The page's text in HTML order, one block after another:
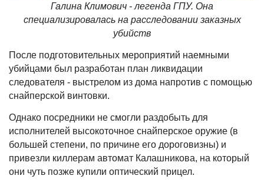
Галина Климович - легенда ГПУ. Она
специализировалась на расследовании заказных
убийств
После подготовительных мероприятий наемными
убийцами был разработан план ликвидации
следователя - выстрелом из дома напротив с помощью
снайперской винтовки.
Однако посредники не смогли раздобыть для
исполнителей высокоточное снайперское оружие (в
большей степени, по причине его дороговизны) и
привезли киллерам автомат Калашникова, на который
они чуть позже купили оптический прицел.